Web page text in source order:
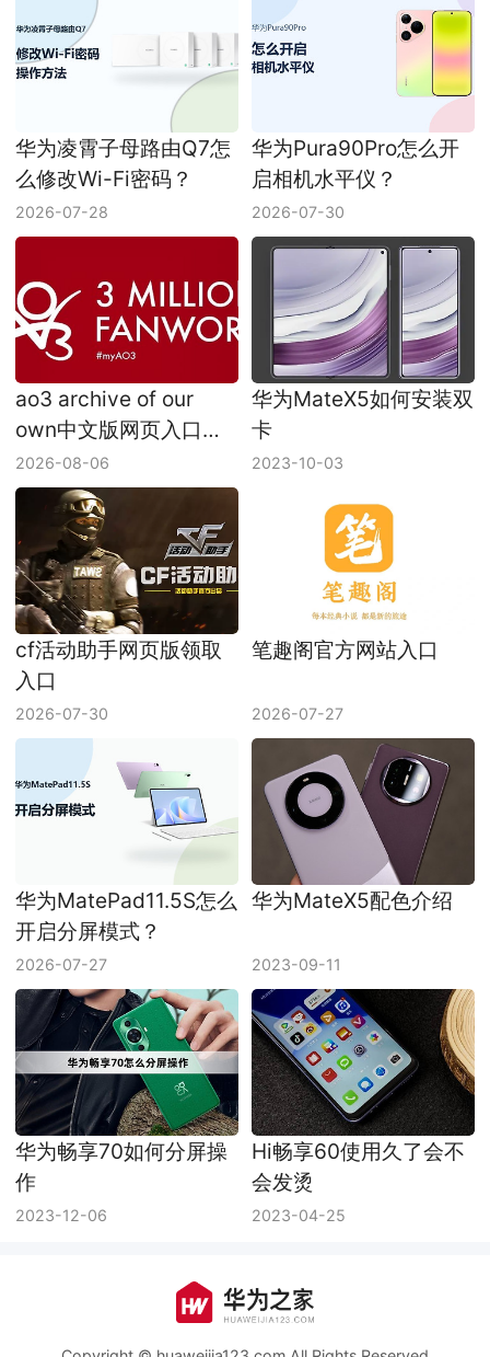
华为凌霄子母路由Q7怎
么修改Wi-Fi密码？
2026-07-28
华为Pura90Pro怎么开
启相机水平仪？
2026-07-30
ao3 archive of our
own中文版网页入口
ao3网页版入口地址
2026
2026-08-06
华为MateX5如何安装双
卡
2023-10-03
cf活动助手网页版领取
入口
2026-07-30
笔趣阁官方网站入口
2026-07-27
华为MatePad11.5S怎么
开启分屏模式？
2026-07-27
华为MateX5配色介绍
2023-09-11
华为畅享70如何分屏操
作
2023-12-06
Hi畅享60使用久了会不
会发烫
2023-04-25